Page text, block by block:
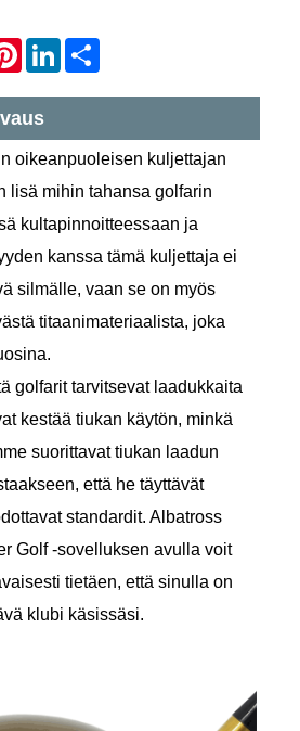
Pinterest
LinkedIn
oikeanpuoleisen kuljettajan
lisä mihin tahansa golfarin
kultapinnoitteessaan ja
kanssa tämä kuljettaja ei
silmälle, vaan se on myös
titaanimateriaalista, joka
golfarit tarvitsevat laadukkaita
kestää tiukan käytön, minkä
suorittavat tiukan laadun
että he täyttävät
standardit. Albatross
Golf -sovelluksen avulla voit
tietäen, että sinulla on
klubi käsissäsi.